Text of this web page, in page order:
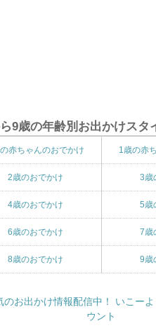
9歳の年齢別お出かけスタ
赤ちゃんのおでかけ 1歳の赤
2歳のおでかけ 3歳
4歳のおでかけ 5歳
6歳のおでかけ 7歳
8歳のおでかけ 9歳